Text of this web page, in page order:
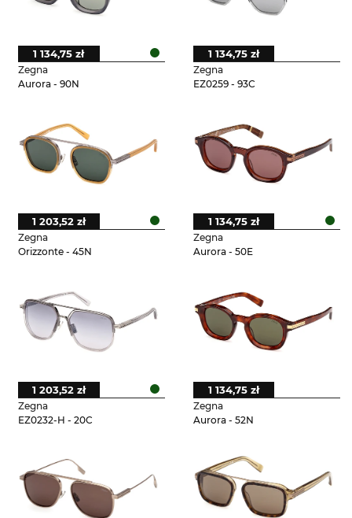
Zegna
Aurora - 90N
1 134,75 zł
Zegna
EZ0259 - 93C
1 134,75 zł
Zegna
Orizzonte - 45N
1 203,52 zł
Zegna
Aurora - 50E
1 134,75 zł
Zegna
EZ0232-H - 20C
1 203,52 zł
Zegna
Aurora - 52N
1 134,75 zł